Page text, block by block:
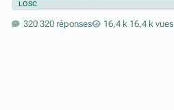
LOSC
320 réponses 16,4 k vues